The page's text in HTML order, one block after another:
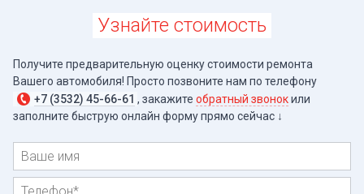
Узнайте стоимость
Получите предварительную оценку стоимости ремонта
Вашего автомобиля! Просто позвоните нам по телефону
+7 (3532) 45-66-61 , закажите обратный звонокили
заполните быструю онлайн форму прямо сейчас ↓
Имя
Телефон*